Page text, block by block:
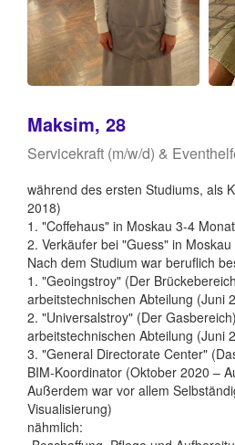
Maksim, 28
Servicekraft (m/w/d) &
während des ersten Studiums, als
2018)
1. "Coffehaus" in Moskau 3-4
2. Verkäufer bei "Guess" in
Nach dem Studium war beruflich
1. "Geoingstroy" (Der
arbeitstechnischen Abteilung (Juni
2. "Universalstroy" (Der
arbeitstechnischen Abteilung (Juni
3. "General Directorate Center"
BIM-Koordinator (Oktober 2020 –
Außerdem war vor allem
Visualisierung)
nähmlich: